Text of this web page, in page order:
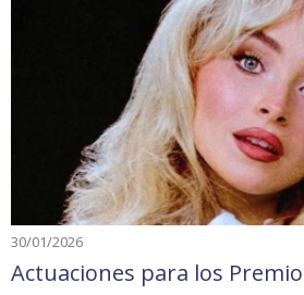
30/01/2026
Actuaciones para los